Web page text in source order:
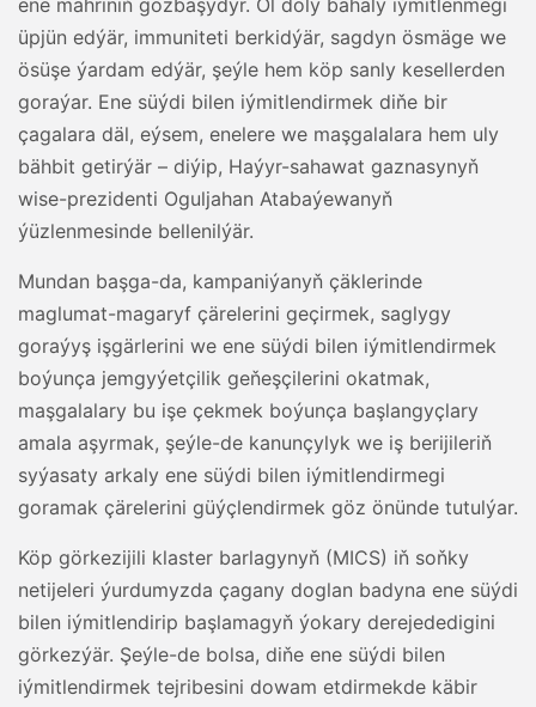
ene mähriniň gözbaşydyr. Ol doly bahaly iýmitlenmegi
üpjün edýär, immuniteti berkidýär, sagdyn ösmäge we
ösüşe ýardam edýär, şeýle hem köp sanly kesellerden
goraýar. Ene süýdi bilen iýmitlendirmek diňe bir
çagalara däl, eýsem, enelere we maşgalalara hem uly
bähbit getirýär – diýip, Haýyr-sahawat gaznasynyň
wise-prezidenti Oguljahan Atabaýewanyň
ýüzlenmesinde bellenilýär.
Mundan başga-da, kampaniýanyň çäklerinde
maglumat-magaryf çärelerini geçirmek, saglygy
goraýyş işgärlerini we ene süýdi bilen iýmitlendirmek
boýunça jemgyýetçilik geňeşçilerini okatmak,
maşgalalary bu işe çekmek boýunça başlangyçlary
amala aşyrmak, şeýle-de kanunçylyk we iş berijileriň
syýasaty arkaly ene süýdi bilen iýmitlendirmegi
goramak çärelerini güýçlendirmek göz önünde tutulýar.
Köp görkezijili klaster barlagynyň (MICS) iň soňky
netijeleri ýurdumyzda çagany doglan badyna ene süýdi
bilen iýmitlendirip başlamagyň ýokary derejededigini
görkezýär. Şeýle-de bolsa, diňe ene süýdi bilen
iýmitlendirmek tejribesini dowam etdirmekde käbir